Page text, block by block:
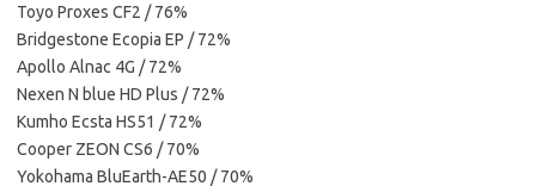
Toyo Proxes CF2 / 76%
Bridgestone Ecopia EP / 72%
Apollo Alnac 4G / 72%
Nexen N blue HD Plus / 72%
Kumho Ecsta HS51 / 72%
Cooper ZEON CS6 / 70%
Yokohama BluEarth-AE50 / 70%